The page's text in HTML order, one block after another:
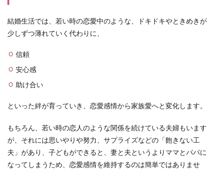
結婚生活では、若い時の恋愛中のような、ドキドキやときめきが
少しずつ薄れていく代わりに、
信頼
安心感
助け合い
といった絆が育っていき、恋愛感情から家族愛へと変化します。
もちろん、若い時の恋人のような関係を続けている夫婦もいます
が、それには思いやりや努力、サプライズなどの「飽きない工
夫」があり、子どもができると、妻と夫というよりママとパパに
なってしまうため、恋愛感情を維持するのは簡単ではありませ